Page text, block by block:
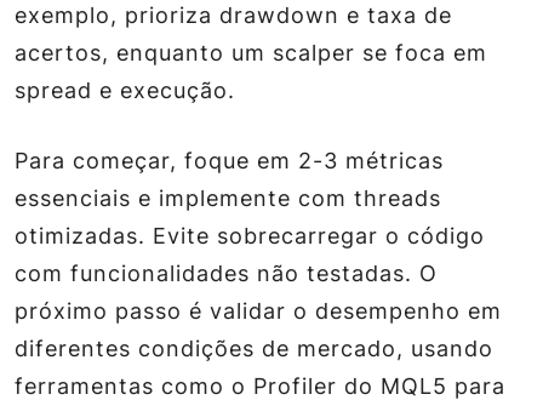
exemplo, prioriza drawdown e taxa de
acertos, enquanto um scalper se foca em
spread e execução.
Para começar, foque em 2-3 métricas
essenciais e implemente com threads
otimizadas. Evite sobrecarregar o código
com funcionalidades não testadas. O
próximo passo é validar o desempenho em
diferentes condições de mercado, usando
ferramentas como o Profiler do MQL5 para